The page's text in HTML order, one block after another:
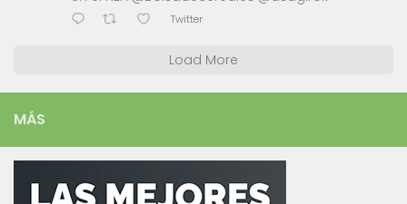
Twitter
Load More
MÁS